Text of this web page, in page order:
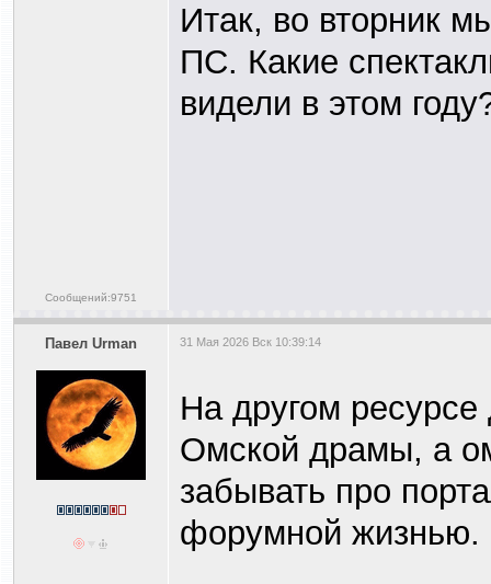
Сообщений:9751
Итак, во вторник
ПС. Какие
видели в этом
Павел Urman 31 Мая 2026 Вск 10:39:14
На другом
Омской драмы, а
забывать про
форумной жизнью.